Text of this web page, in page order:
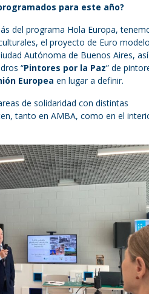
para este año?
del programa Hola Europa,
el proyecto de Euro
Autónoma de Buenos Aires, así
“Pintores por la Paz” de
Europea en lugar a definir.
de solidaridad con distintas
tanto en AMBA, como en el